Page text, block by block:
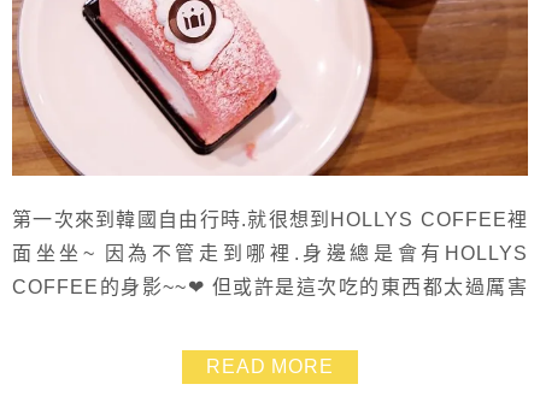
第一次來到韓國自由行時.就很想到HOLLYS COFFEE裡
面坐坐~ 因為不管走到哪裡.身邊總是會有HOLLYS
COFFEE的身影~~❤ 但或許是這次吃的東西都太過厲害
連鎖店都是有一定水準的店家 對於店裡的裝潢跟空間感.
我還是相當推薦可以來坐坐~~
READ MORE